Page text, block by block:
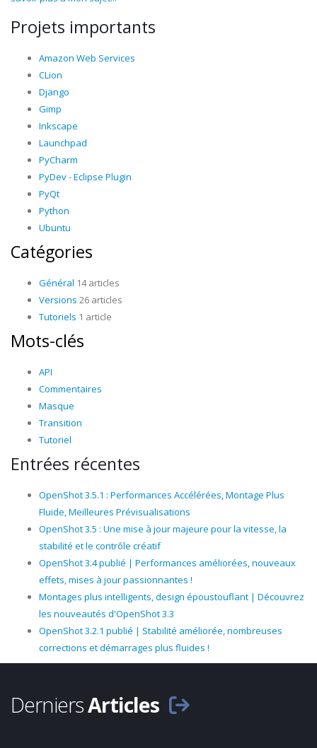
Projets importants
Amazon Web Services
CLion
Django
Gimp
Inkscape
Launchpad
PyCharm
PyDev - Eclipse Plugin
PyQt
Python
Ubuntu
Catégories
Général 14 articles
Versions 26 articles
Tutoriels 1 article
Mots-clés
API
Commentaires
Masque
Transition
Tutoriel
Entrées récentes
OpenShot 3.5.1 : Performances Accélérées, Montage Plus
Fluide, Meilleures Prévisualisations
OpenShot 3.5 : Une mise à jour majeure pour la vitesse, la
stabilité et le contrôle créatif
OpenShot 3.4 publié | Performances améliorées, nouveaux
effets, mises à jour passionnantes !
Montages plus intelligents, design époustouflant | Découvrez
les nouveautés d'OpenShot 3.3
OpenShot 3.2.1 publié | Stabilité améliorée, nombreuses
corrections et démarrages plus fluides !
DerniersArticles